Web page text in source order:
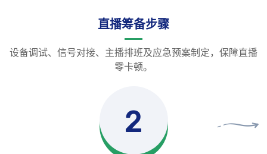
直播筹备步骤
设备调试、信号对接、主播排班及应急预案制定，保障直播
零卡顿。
2